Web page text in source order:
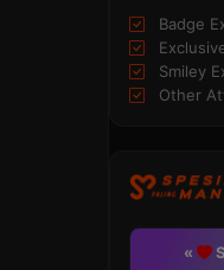
Badge
Smiley
Other
«